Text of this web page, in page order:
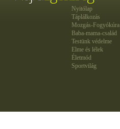
Nyitólap
Táplálkozás
Mozgás-Fogyókúra
Baba-mama-család
Testünk védelme
Elme és lélek
Életmód
Sportvilág